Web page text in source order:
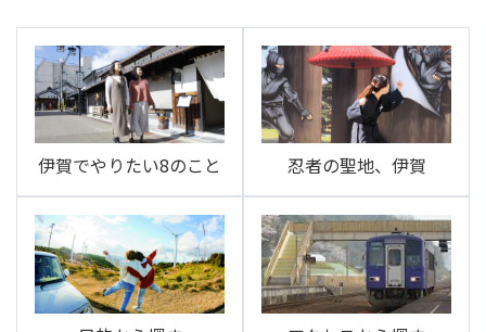
伊賀でやりたい8のこと 忍者の聖地、伊賀